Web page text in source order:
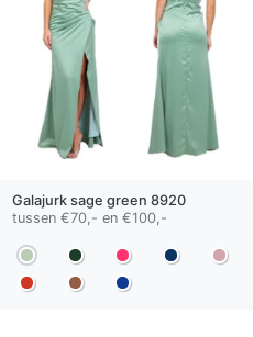
Galajurk sage green 8920
tussen €70,- en €100,-